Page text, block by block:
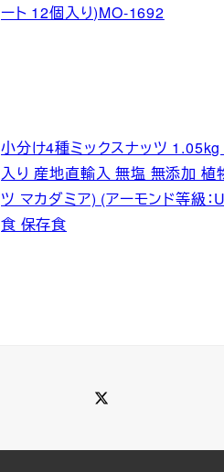
ート 12個入り)MO-1692
小分け4種ミックスナッツ
入り 産地直輸入 無塩 無添加 植
ツ マカダミア) (アーモンド等級
食 保存食